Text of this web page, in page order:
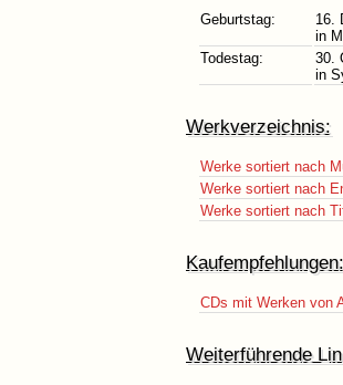
Geburtstag:
16.
in
Todestag:
30.
in
Werkverzeichnis:
Werke sortiert nach
Werke sortiert nach
Werke sortiert nach
Kaufempfehlungen:
CDs mit Werken von
Weiterführende